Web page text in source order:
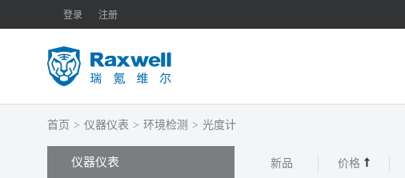
登录 注册
首页 > 仪器仪表 > 环境检测 > 光度计
仪器仪表 新品 价格